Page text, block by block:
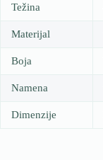
Težina
Materijal
Boja
Namena
Dimenzije